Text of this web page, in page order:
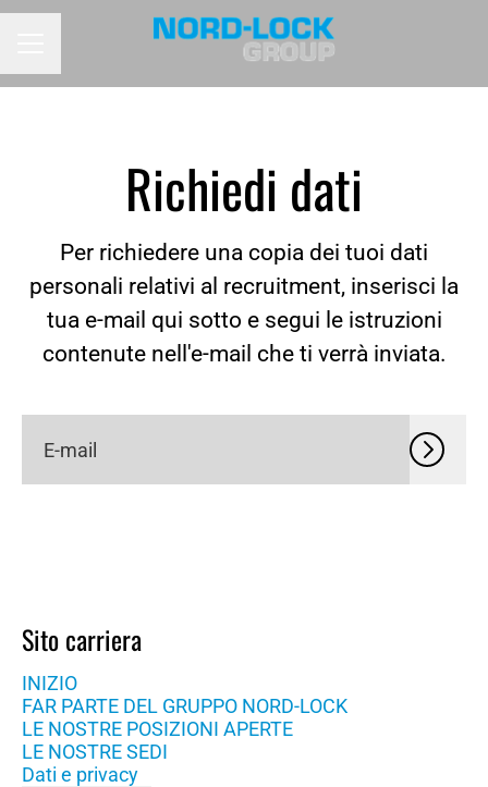
Richiedi dati
Per richiedere una copia dei tuoi dati
personali relativi al recruitment, inserisci la
tua e-mail qui sotto e segui le istruzioni
contenute nell'e-mail che ti verrà inviata.
Sito carriera
INIZIO
FAR PARTE DEL GRUPPO NORD-LOCK
LE NOSTRE POSIZIONI APERTE
LE NOSTRE SEDI
Dati e privacy